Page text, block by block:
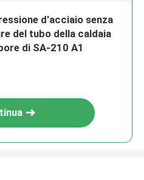
d'acciaio senza
del tubo della caldaia
di SA-210 A1